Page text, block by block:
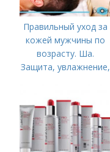
Правильный уход за
кожей мужчины по
возрасту. Ша.
Защита, увлажнение,